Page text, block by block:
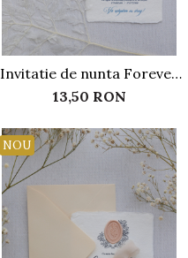
Invitatie de nunta Forever
love
13,50 RON
NOU